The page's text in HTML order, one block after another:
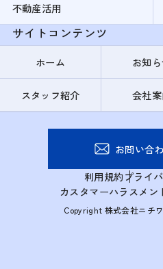
不動産活用
サイトコンテンツ
ホーム お知
スタッフ紹介 会社
お問い合
利用規約プライ
カスタマーハラスメ
Copyright 株式会社ニチ